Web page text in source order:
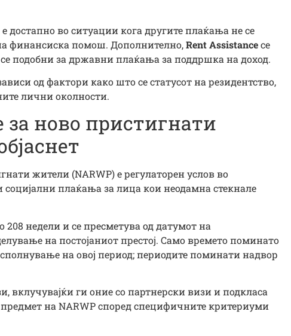
во ситуации кога другите плаќања не се
финансиска помош. Дополнително,Rent Assistanceсе
подобни за државни плаќања за поддршка на доход.
од фактори како што се статусот на резидентство,
лични околности.
ново пристигнати
жители (NARWP) е регулаторен услов во
социјални плаќања за лица кои неодамна стекнале
недели и се пресметува од датумот на
на постојаниот престој. Само времето поминато
на овој период; периодите поминати надвор
вклучувајќи ги оние со партнерски визи и подкласа
на NARWP според специфичните критериуми